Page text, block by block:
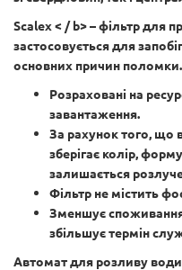
Scalex < / b> – фільтр для
застосовується для
основних причин поломки.
Розраховані на
завантаження.
За рахунок того, що
зберігає колір,
залишається
Фільтр не містить
Зменшує споживання
збільшує термін
Автомат для розливу